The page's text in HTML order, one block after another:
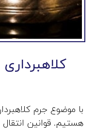
با موضوع جرم
هستیم. قوانین